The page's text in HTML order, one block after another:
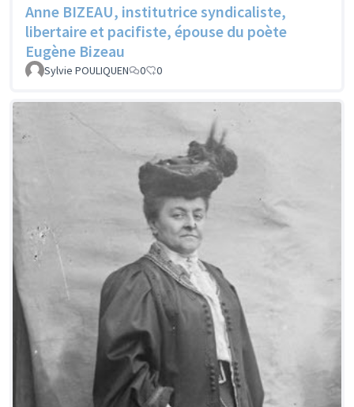
Anne BIZEAU, institutrice syndicaliste,
libertaire et pacifiste, épouse du poète
Eugène Bizeau
Sylvie POULIQUEN 0 0